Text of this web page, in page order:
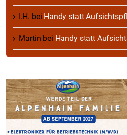
I.H. bei Handy statt
Martin bei Handy statt